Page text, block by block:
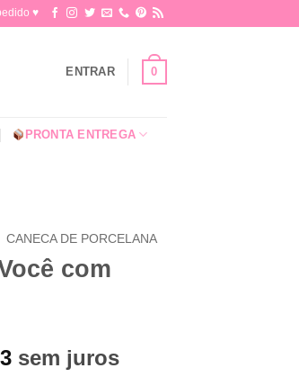
♥​
ENTRAR 0
PRONTA ENTREGA
CANECA DE PORCELANA
com
sem juros